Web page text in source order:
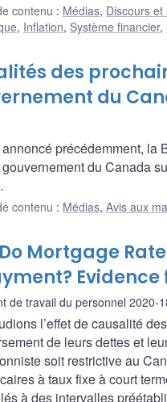
contenu : Médias, Discours
, Inflation, Système financier,
des
du
précédemment, la
du Canada
contenu : Médias, Avis aux
Mortgage
de travail du personnel 2020-
l’effet de causalité
de leurs dettes et
soit restrictive au
à taux fixe à court
à des intervalles